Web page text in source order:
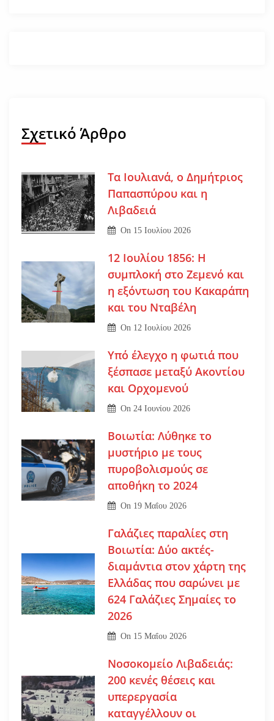
Σχετικό Άρθρο
Τα Ιουλιανά, ο Δημήτριος
Παπασπύρου και η
Λιβαδειά
On 15 Ιουλίου 2026
12 Ιουλίου 1856: Η
συμπλοκή στο Ζεμενό και
η εξόντωση του Κακαράπη
και του Νταβέλη
On 12 Ιουλίου 2026
Υπό έλεγχο η φωτιά που
ξέσπασε μεταξύ Ακοντίου
και Ορχομενού
On 24 Ιουνίου 2026
Βοιωτία: Λύθηκε το
μυστήριο με τους
πυροβολισμούς σε
αποθήκη το 2024
On 19 Μαΐου 2026
Γαλάζιες παραλίες στη
Βοιωτία: Δύο ακτές-
διαμάντια στον χάρτη της
Ελλάδας που σαρώνει με
624 Γαλάζιες Σημαίες το
2026
On 15 Μαΐου 2026
Νοσοκομείο Λιβαδειάς:
200 κενές θέσεις και
υπερεργασία
καταγγέλλουν οι